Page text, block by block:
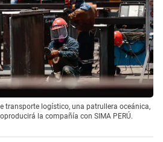
transporte logístico, una patrullera oceánica,
la compañía con SIMA PERÚ.